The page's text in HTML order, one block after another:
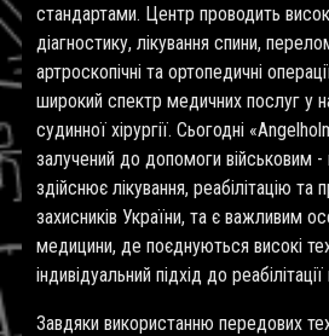
стандартами. Центр проводить
діагностику, лікування спини,
артроскопічні та ортопедичні
широкий спектр медичних послуг у
судинної хірургії. Сьогодні
залучений до допомоги військовим
здійснює лікування, реабілітацію та
захисників України, та є важливим
медицини, де поєднуються високі
індивідуальний підхід до реабілітації
Завдяки використанню передових